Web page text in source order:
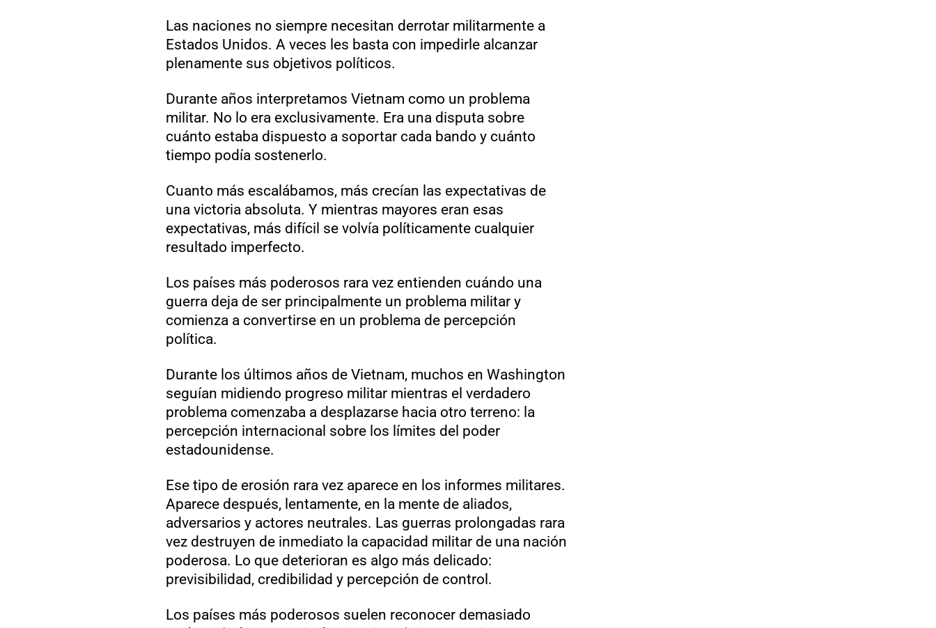
Las naciones no siempre necesitan derrotar militarmente a
Estados Unidos. A veces les basta con impedirle alcanzar
plenamente sus objetivos políticos.
Durante años interpretamos Vietnam como un problema
militar. No lo era exclusivamente. Era una disputa sobre
cuánto estaba dispuesto a soportar cada bando y cuánto
tiempo podía sostenerlo.
Cuanto más escalábamos, más crecían las expectativas de
una victoria absoluta. Y mientras mayores eran esas
expectativas, más difícil se volvía políticamente cualquier
resultado imperfecto.
Los países más poderosos rara vez entienden cuándo una
guerra deja de ser principalmente un problema militar y
comienza a convertirse en un problema de percepción
política.
Durante los últimos años de Vietnam, muchos en Washington
seguían midiendo progreso militar mientras el verdadero
problema comenzaba a desplazarse hacia otro terreno: la
percepción internacional sobre los límites del poder
estadounidense.
Ese tipo de erosión rara vez aparece en los informes militares.
Aparece después, lentamente, en la mente de aliados,
adversarios y actores neutrales. Las guerras prolongadas rara
vez destruyen de inmediato la capacidad militar de una nación
poderosa. Lo que deterioran es algo más delicado:
previsibilidad, credibilidad y percepción de control.
Los países más poderosos suelen reconocer demasiado